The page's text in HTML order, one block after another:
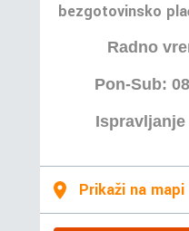
bezgotovinsko
Radno
Pon-Sub:
Prikaži na mapi